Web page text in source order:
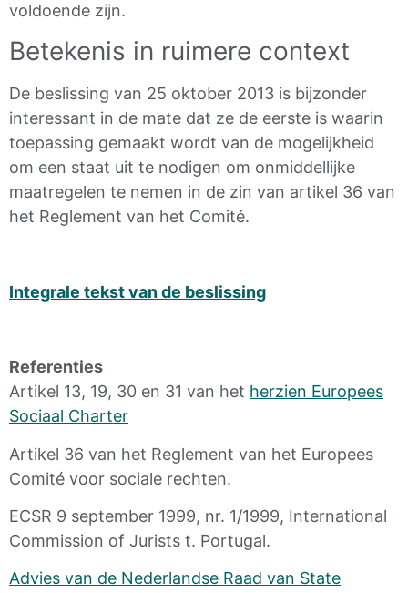
voldoende zijn.
Betekenis in ruimere context
De beslissing van 25 oktober 2013 is bijzonder
interessant in de mate dat ze de eerste is waarin
toepassing gemaakt wordt van de mogelijkheid
om een staat uit te nodigen om onmiddellijke
maatregelen te nemen in de zin van artikel 36 van
het Reglement van het Comité.
Integrale tekst van de beslissing
Referenties
Artikel 13, 19, 30 en 31 van het herzien Europees
Sociaal Charter
Artikel 36 van het Reglement van het Europees
Comité voor sociale rechten.
ECSR 9 september 1999, nr. 1/1999, International
Commission of Jurists t. Portugal.
Advies van de Nederlandse Raad van State